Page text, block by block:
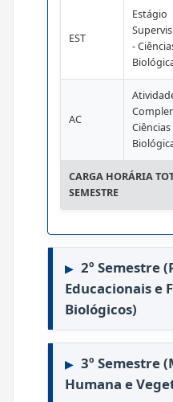
EST
Estágio
-
AC
Ciências
CARGA HORÁRIA
SEMESTRE
2º Semestre
Educacionais e
Biológicos)
3º Semestre
Humana e